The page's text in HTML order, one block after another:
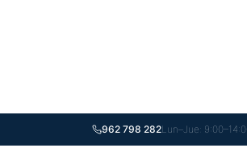
962 798 282Lun–Jue: